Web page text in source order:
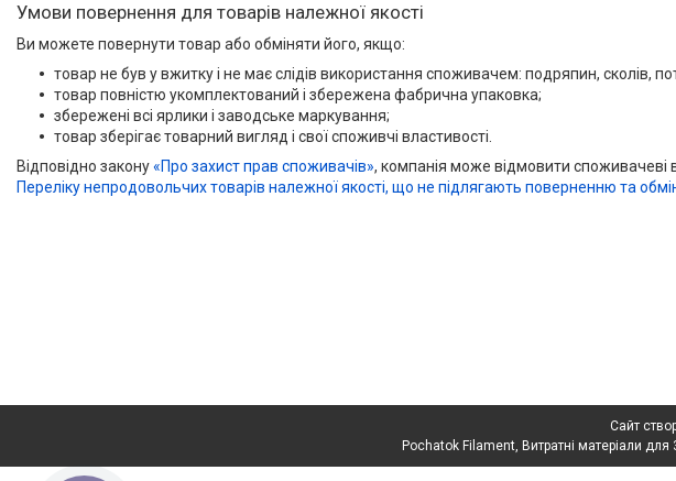
Умови повернення для товарів належної якості
Ви можете повернути товар або обміняти його, якщо:
товар не був у вжитку і не має слідів використання споживачем: подряпин, сколів,
товар повністю укомплектований і збережена фабрична упаковка;
збережені всі ярлики і заводське маркування;
товар зберігає товарний вигляд і свої споживчі властивості.
Відповідно закону«Про захист прав споживачів», компанія може відмовити споживачеві
Переліку непродовольчих товарів належної якості, що не підлягають поверненню та
Сайт